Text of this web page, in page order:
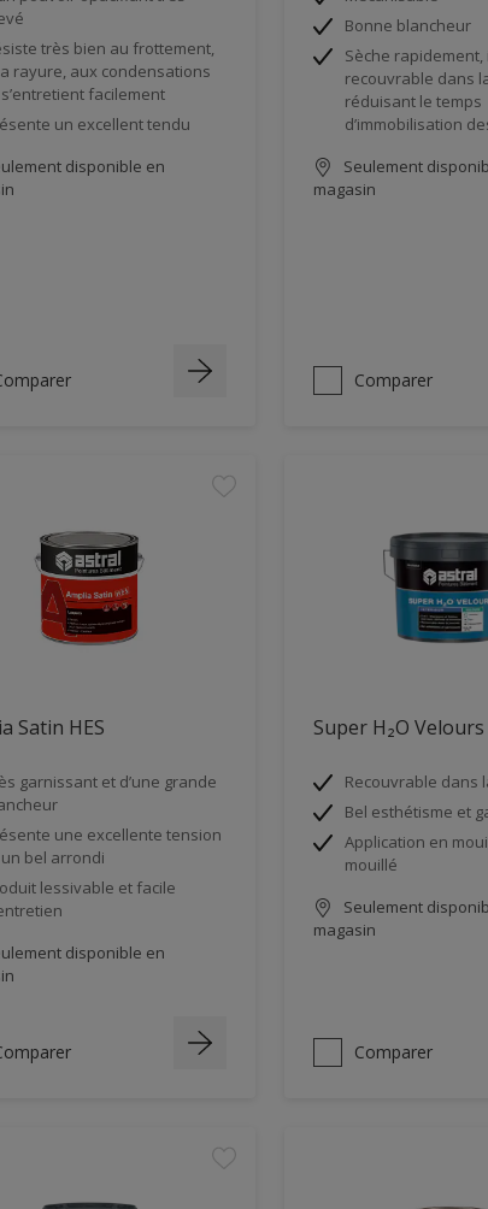
très bien au frottement,
rayure, aux condensations
facilement
un excellent tendu
disponible en
Bonne blancheur
Sèche rapidement,
recouvrable dans
réduisant le temps
d’immobilisation
Seulement
magasin
Comparer
Satin HES
garnissant et d’une grande
une excellente tension
bel arrondi
lessivable et facile
disponible en
Super H₂O Velours
Recouvrable dans
Bel esthétisme et
Application en
mouillé
Seulement
magasin
Comparer